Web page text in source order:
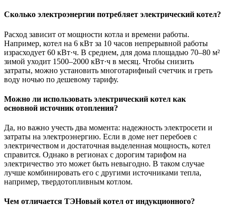
Сколько электроэнергии потребляет электрический котел?
Расход зависит от мощности котла и времени работы.
Например, котел на 6 кВт за 10 часов непрерывной работы
израсходует 60 кВт·ч. В среднем, для дома площадью 70–80 м²
зимой уходит 1500–2000 кВт·ч в месяц. Чтобы снизить
затраты, можно установить многотарифный счетчик и греть
воду ночью по дешевому тарифу.
Можно ли использовать электрический котел как
основной источник отопления?
Да, но важно учесть два момента: надежность электросети и
затраты на электроэнергию. Если в доме нет перебоев с
электричеством и достаточная выделенная мощность, котел
справится. Однако в регионах с дорогим тарифом на
электричество это может быть невыгодно. В таком случае
лучше комбинировать его с другими источниками тепла,
например, твердотопливным котлом.
Чем отличается ТЭНовый котел от индукционного?